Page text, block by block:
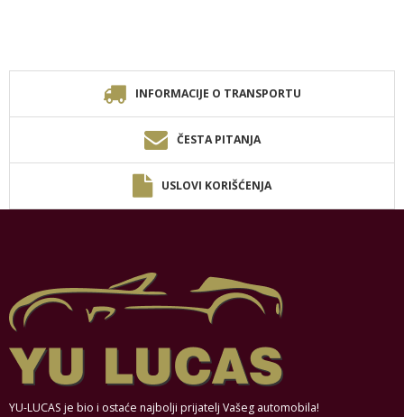
INFORMACIJE O TRANSPORTU
ČESTA PITANJA
USLOVI KORIŠĆENJA
YU-LUCAS je bio i ostaće najbolji prijatelj Vašeg automobila!